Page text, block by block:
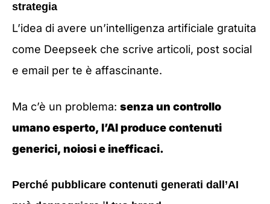
strategia
L’idea di avere un’intelligenza artificiale gratuita
come Deepseek che scrive articoli, post social
e email per te è affascinante.
Ma c’è un problema: senza un controllo
umano esperto, l’AI produce contenuti
generici, noiosi e inefficaci.
Perché pubblicare contenuti generati dall’AI